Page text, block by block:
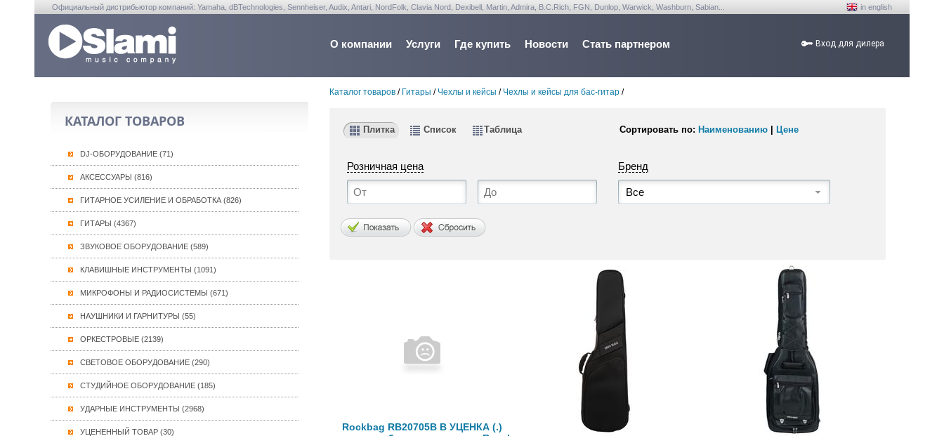
Официальный дистрибьютор компаний: Yamaha, dBTechnologies, Sennheiser, Audix, Antari, NordFolk, Clavia Nord, Dexibell, Martin, Admira, B.C.Rich, FGN, Dunlop, Warwick, Washburn, Sabian... in english
О компании Услуги Где купить Новости Стать партнером Вход для дилера
КАТАЛОГ ТОВАРОВ
DJ-ОБОРУДОВАНИЕ (71)
АКСЕССУАРЫ (816)
ГИТАРНОЕ УСИЛЕНИЕ И ОБРАБОТКА (826)
ГИТАРЫ (4367)
ЗВУКОВОЕ ОБОРУДОВАНИЕ (589)
КЛАВИШНЫЕ ИНСТРУМЕНТЫ (1091)
МИКРОФОНЫ И РАДИОСИСТЕМЫ (671)
НАУШНИКИ И ГАРНИТУРЫ (55)
ОРКЕСТРОВЫЕ (2139)
СВЕТОВОЕ ОБОРУДОВАНИЕ (290)
СТУДИЙНОЕ ОБОРУДОВАНИЕ (185)
УДАРНЫЕ ИНСТРУМЕНТЫ (2968)
УЦЕНЕННЫЙ ТОВАР (30)
Каталог товаров / Гитары / Чехлы и кейсы / Чехлы и кейсы для бас-гитар /
Плитка Список Таблица Сортировать по: Наименованию Цене
Розничная цена Бренд
Все
Rockbag RB20705B B УЦЕНКА (.)